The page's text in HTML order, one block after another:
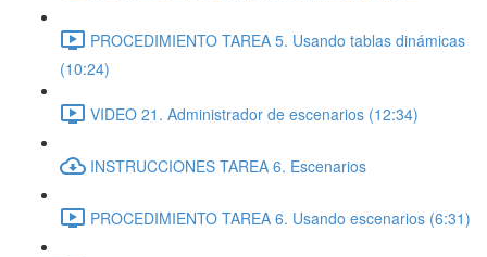
PROCEDIMIENTO TAREA 5. Usando tablas dinámicas
(10:24)
VIDEO 21. Administrador de escenarios (12:34)
INSTRUCCIONES TAREA 6. Escenarios
PROCEDIMIENTO TAREA 6. Usando escenarios (6:31)